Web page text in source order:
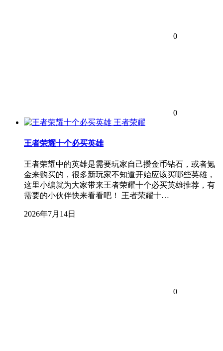
0
0
王者荣耀
王者荣耀十个必买英雄
王者荣耀中的英雄是需要玩家自己攒金币钻石，或者氪
金来购买的，很多新玩家不知道开始应该买哪些英雄，
这里小编就为大家带来王者荣耀十个必买英雄推荐，有
需要的小伙伴快来看看吧！ 王者荣耀十…
2026年7月14日
0